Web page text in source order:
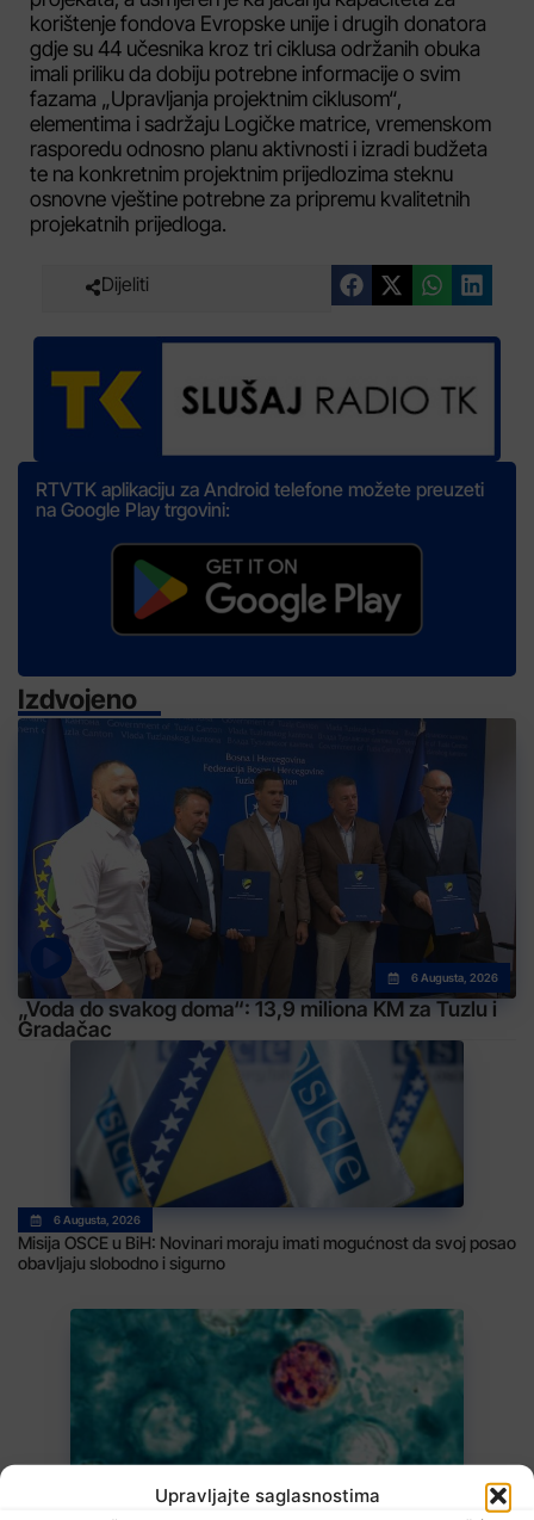
Upravljajte saglasnostima
korištenje fondova Evropske unije i drugih donatora
gdje su 44 učesnika kroz tri ciklusa održanih obuka
imali priliku da dobiju potrebne informacije o svim
fazama „Upravljanja projektnim ciklusom“,
elementima i sadržaju Logičke matrice, vremenskom
rasporedu odnosno planu aktivnosti i izradi budžeta
te na konkretnim projektnim prijedlozima steknu
osnovne vještine potrebne za pripremu kvalitetnih
projekatnih prijedloga.
Dijeliti
RTVTK aplikaciju za Android telefone možete preuzeti
na Google Play trgovini:
Izdvojeno
6 Augusta, 2026
„Voda do svakog doma“: 13,9 miliona KM za Tuzlu i
Gradačac
6 Augusta, 2026
Misija OSCE u BiH: Novinari moraju imati mogućnost da svoj posao
obavljaju slobodno i sigurno
U BiH nema slučajeva ciklosporijaze, epidemija i dalje traje u SAD-